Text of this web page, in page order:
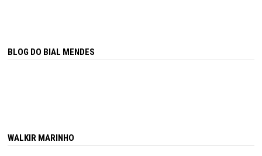
BLOG DO BIAL MENDES
WALKIR MARINHO